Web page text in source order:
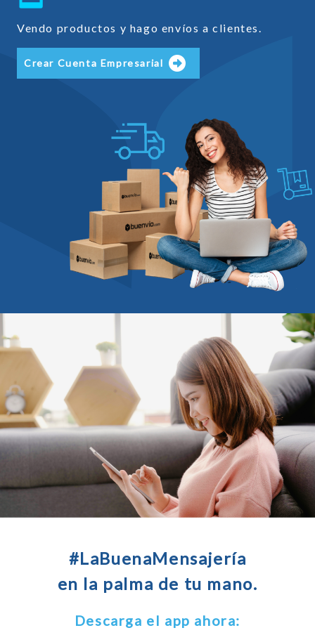
Vendo productos y hago envíos a clientes.
Crear Cuenta Empresarial
#LaBuenaMensajería
en la palma de tu mano.
Descarga el app ahora: